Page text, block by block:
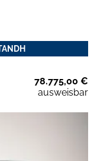
78.775,00 €
ausweisbar